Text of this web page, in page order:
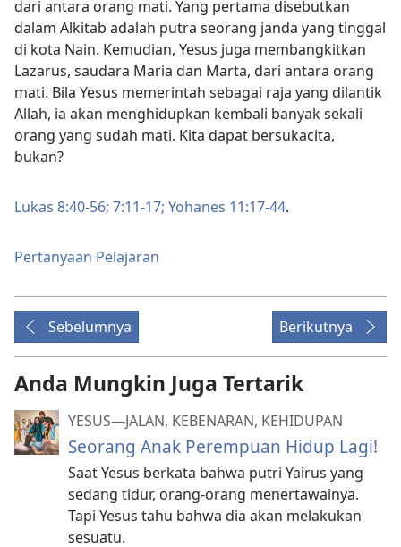
dari antara orang mati. Yang pertama disebutkan
dalam Alkitab adalah putra seorang janda yang tinggal
di kota Nain. Kemudian, Yesus juga membangkitkan
Lazarus, saudara Maria dan Marta, dari antara orang
mati. Bila Yesus memerintah sebagai raja yang dilantik
Allah, ia akan menghidupkan kembali banyak sekali
orang yang sudah mati. Kita dapat bersukacita,
bukan?
Lukas 8:40-56; 7:11-17; Yohanes 11:17-44.
Pertanyaan Pelajaran
Sebelumnya Berikutnya
Anda Mungkin Juga Tertarik
YESUS​—JALAN, KEBENARAN, KEHIDUPAN
Seorang Anak Perempuan Hidup Lagi!
Saat Yesus berkata bahwa putri Yairus yang
sedang tidur, orang-orang menertawainya.
Tapi Yesus tahu bahwa dia akan melakukan
sesuatu.